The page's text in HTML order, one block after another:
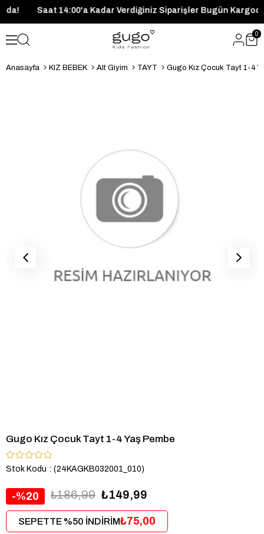
Saat 14:00'a Kadar Verdiğiniz Siparişler Bugün
0
Anasayfa KIZ BEBEK Alt Giyim TAYT Gugo Kız Çocuk Tayt 1-4
Gugo Kız Çocuk Tayt 1-4 Yaş Pembe
Stok Kodu (24KAGKB032001_010)
20 ₺186,99 ₺149,99
SEPETTE %50 İNDİRİM₺75,00